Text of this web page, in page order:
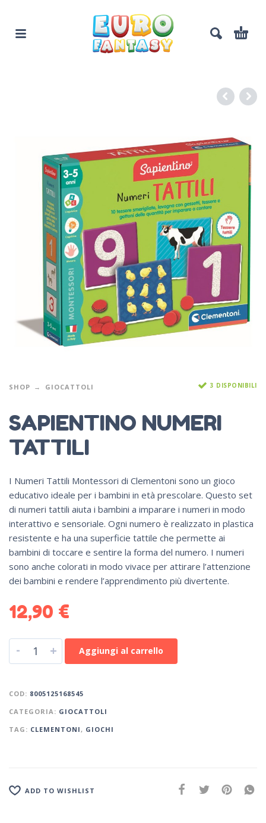
SHOP GIOCATTOLI 3 DISPONIBILI
SAPIENTINO NUMERI
TATTILI
I Numeri Tattili Montessori di Clementoni sono un gioco
educativo ideale per i bambini in età prescolare. Questo set
di numeri tattili aiuta i bambini a imparare i numeri in modo
interattivo e sensoriale. Ogni numero è realizzato in plastica
resistente e ha una superficie tattile che permette ai
bambini di toccare e sentire la forma del numero. I numeri
sono anche colorati in modo vivace per attirare l’attenzione
dei bambini e rendere l’apprendimento più divertente.
12,90 €
- + Aggiungi al carrello
COD: 8005125168545
CATEGORIA: GIOCATTOLI
TAG: CLEMENTONI, GIOCHI
ADD TO WISHLIST